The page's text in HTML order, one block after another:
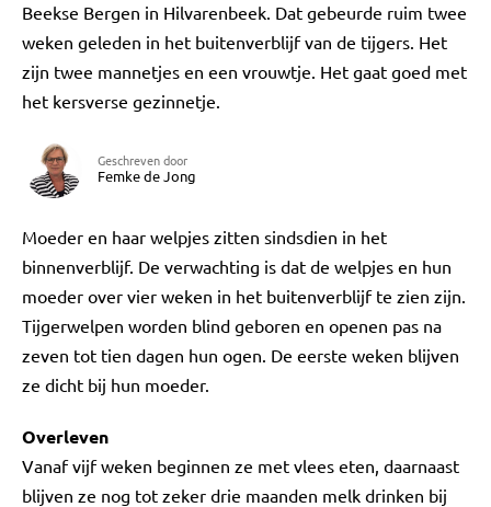
Beekse Bergen in Hilvarenbeek. Dat gebeurde ruim twee
weken geleden in het buitenverblijf van de tijgers. Het
zijn twee mannetjes en een vrouwtje. Het gaat goed met
het kersverse gezinnetje.
Geschreven door
Femke de Jong
Moeder en haar welpjes zitten sindsdien in het
binnenverblijf. De verwachting is dat de welpjes en hun
moeder over vier weken in het buitenverblijf te zien zijn.
Tijgerwelpen worden blind geboren en openen pas na
zeven tot tien dagen hun ogen. De eerste weken blijven
ze dicht bij hun moeder.
Overleven
Vanaf vijf weken beginnen ze met vlees eten, daarnaast
blijven ze nog tot zeker drie maanden melk drinken bij